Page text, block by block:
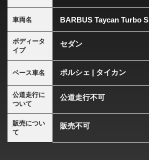
車両名 BARBUS Taycan Turbo S
ボディータ
イプ
セダン
ベース車名 ポルシェ | タイカン
公道走行に
ついて
公道走行不可
販売につい
て
販売不可